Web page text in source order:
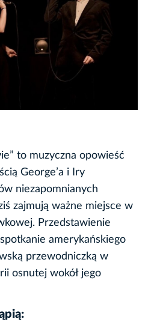
to muzyczna opowieść
George’a i Iry
niezapomnianych
zajmują ważne miejsce w
Przedstawienie
amerykańskiego
przewodniczką w
osnutej wokół jego